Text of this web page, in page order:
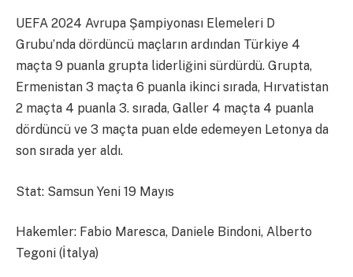
UEFA 2024 Avrupa Şampiyonası Elemeleri D
Grubu’nda dördüncü maçların ardından Türkiye 4
maçta 9 puanla grupta liderliğini sürdürdü. Grupta,
Ermenistan 3 maçta 6 puanla ikinci sırada, Hırvatistan
2 maçta 4 puanla 3. sırada, Galler 4 maçta 4 puanla
dördüncü ve 3 maçta puan elde edemeyen Letonya da
son sırada yer aldı.
Stat: Samsun Yeni 19 Mayıs
Hakemler: Fabio Maresca, Daniele Bindoni, Alberto
Tegoni (İtalya)